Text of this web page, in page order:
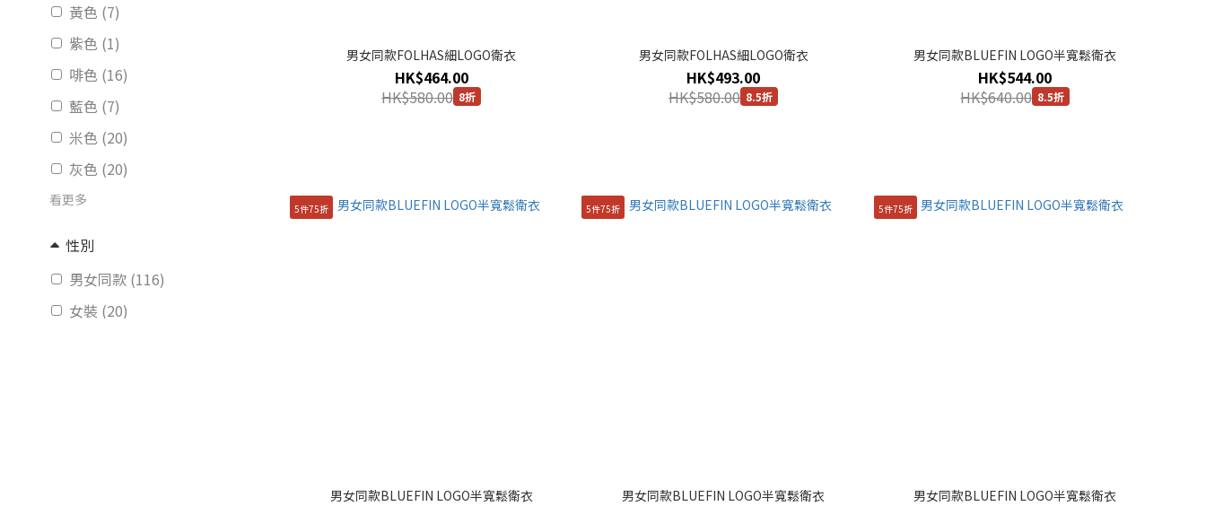
黃色 (7)
紫色 (1)
啡色 (16)
藍色 (7)
米色 (20)
灰色 (20)
看更多
性別
男女同款 (116)
女裝 (20)
男女同款FOLHAS細LOGO衛衣
HK$464.00
HK$580.00 8折
男女同款FOLHAS細LOGO衛衣
HK$493.00
HK$580.00 8.5折
男女同款BLUEFIN LOGO半寬鬆衛衣
HK$544.00
HK$640.00 8.5折
5件75折
男女同款BLUEFIN LOGO半寬鬆衛衣
5件75折
男女同款BLUEFIN LOGO半寬鬆衛衣
5件75折
男女同款BLUEFIN LOGO半寬鬆衛衣